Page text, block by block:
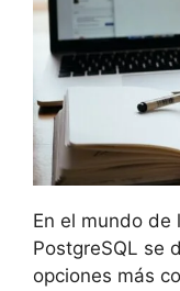
En el mundo
PostgreSQL se
opciones más